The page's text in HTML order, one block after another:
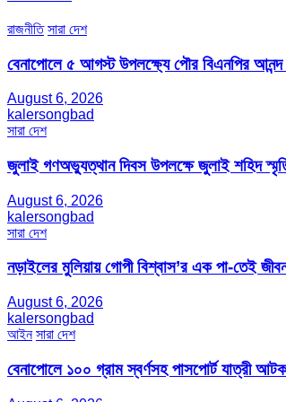
রাজনীতি সারা দেশ
বেনাপোলে ৫ আগস্ট উপলক্ষ্যে পৌর বিএনপির আনন্দ
August 6, 2026
kalersongbad
সারা দেশ
জুলাই গণঅভ্যুত্থান দিবস উপলক্ষে জুলাই শহিদ
August 6, 2026
kalersongbad
সারা দেশ
নড়াইলের মুলিয়ায় গোপী বিশ্বাস’র এক পা-তেই
August 6, 2026
kalersongbad
আইন সারা দেশ
বেনাপোলে ১০০ গ্রাম স্বর্ণসহ পাসপোর্ট যাত্রী আটক